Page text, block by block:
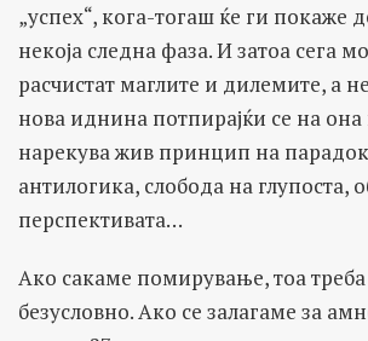
„успех“, кога-тогаш ќе ги покаже
некоја следна фаза. И затоа сега
расчистат маглите и дилемите, а
нова иднина потпирајќи се на
нарекувa жив принцип на
антилогика, слобода на глупоста,
перспективата…
Ако сакаме помирување, тоа треба
безусловно. Ако се залагаме за